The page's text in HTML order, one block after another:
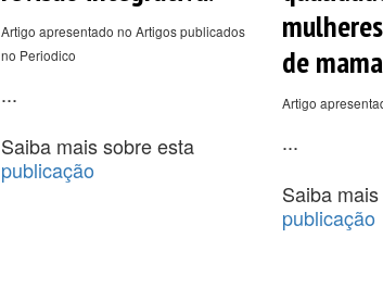
Artigo apresentado no Artigos publicados
no Periodico
...
Saiba mais sobre esta
publicação
de
Artigo
...
Saiba
publicação